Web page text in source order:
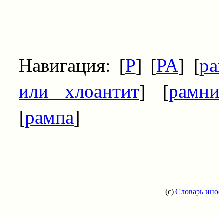
Навигация: [Р] [РА] [
или хлоантит] [
[рампа]
(c) Словарь